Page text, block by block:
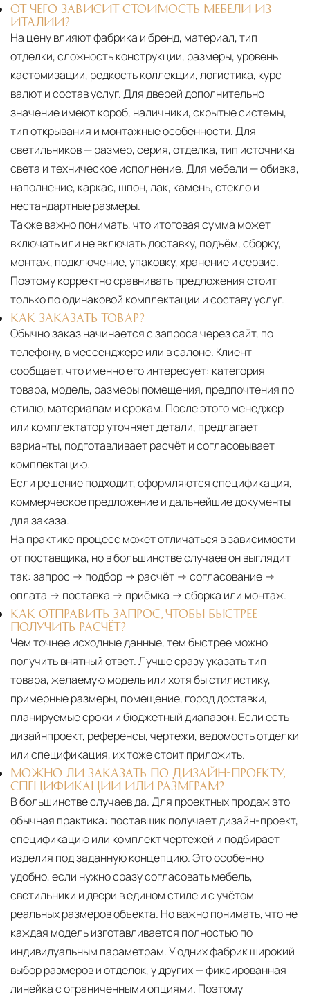
ОТ ЧЕГО ЗАВИСИТ СТОИМОСТЬ МЕБЕЛИ ИЗ
ИТАЛИИ?
На цену влияют фабрика и бренд, материал, тип
отделки, сложность конструкции, размеры, уровень
кастомизации, редкость коллекции, логистика, курс
валют и состав услуг. Для дверей дополнительно
значение имеют короб, наличники, скрытые системы,
тип открывания и монтажные особенности. Для
светильников — размер, серия, отделка, тип источника
света и техническое исполнение. Для мебели — обивка,
наполнение, каркас, шпон, лак, камень, стекло и
нестандартные размеры.
Также важно понимать, что итоговая сумма может
включать или не включать доставку, подъём, сборку,
монтаж, подключение, упаковку, хранение и сервис.
Поэтому корректно сравнивать предложения стоит
только по одинаковой комплектации и составу услуг.
КАК ЗАКАЗАТЬ ТОВАР?
Обычно заказ начинается с запроса через сайт, по
телефону, в мессенджере или в салоне. Клиент
сообщает, что именно его интересует: категория
товара, модель, размеры помещения, предпочтения по
стилю, материалам и срокам. После этого менеджер
или комплектатор уточняет детали, предлагает
варианты, подготавливает расчёт и согласовывает
комплектацию.
Если решение подходит, оформляются спецификация,
коммерческое предложение и дальнейшие документы
для заказа.
На практике процесс может отличаться в зависимости
от поставщика, но в большинстве случаев он выглядит
так: запрос → подбор → расчёт → согласование →
оплата → поставка → приёмка → сборка или монтаж.
КАК ОТПРАВИТЬ ЗАПРОС, ЧТОБЫ БЫСТРЕЕ
ПОЛУЧИТЬ РАСЧЁТ?
Чем точнее исходные данные, тем быстрее можно
получить внятный ответ. Лучше сразу указать тип
товара, желаемую модель или хотя бы стилистику,
примерные размеры, помещение, город доставки,
планируемые сроки и бюджетный диапазон. Если есть
дизайнпроект, референсы, чертежи, ведомость отделки
или спецификация, их тоже стоит приложить.
МОЖНО ЛИ ЗАКАЗАТЬ ПО ДИЗАЙН-ПРОЕКТУ,
СПЕЦИФИКАЦИИ ИЛИ РАЗМЕРАМ?
В большинстве случаев да. Для проектных продаж это
обычная практика: поставщик получает дизайн-проект,
спецификацию или комплект чертежей и подбирает
изделия под заданную концепцию. Это особенно
удобно, если нужно сразу согласовать мебель,
светильники и двери в едином стиле и с учётом
реальных размеров объекта. Но важно понимать, что не
каждая модель изготавливается полностью по
индивидуальным параметрам. У одних фабрик широкий
выбор размеров и отделок, у других — фиксированная
линейка с ограниченными опциями. Поэтому